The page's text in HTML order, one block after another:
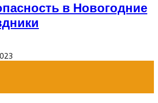
в Новогодние